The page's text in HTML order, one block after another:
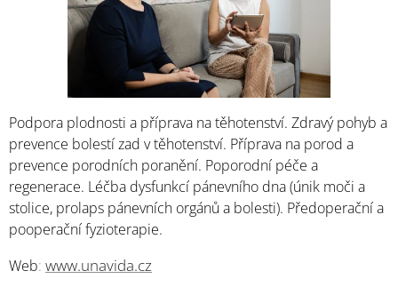
Podpora plodnosti a příprava na těhotenství. Zdravý pohyb a
prevence bolestí zad v těhotenství. Příprava na porod a
prevence porodních poranění. Poporodní péče a
regenerace. Léčba dysfunkcí pánevního dna (únik moči a
stolice, prolaps pánevních orgánů a bolesti). Předoperační a
pooperační fyzioterapie.
Web: www.unavida.cz